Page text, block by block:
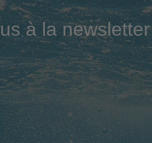
à la newsletter